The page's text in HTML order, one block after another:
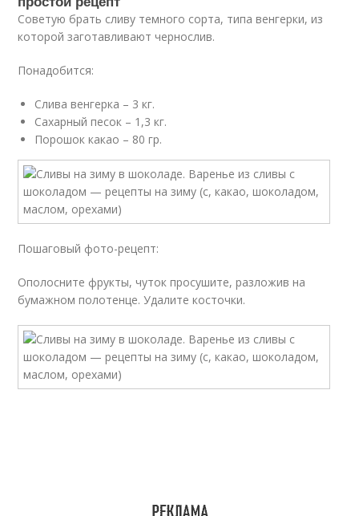
Советую брать сливу темного сорта, типа венгерки, из
которой заготавливают чернослив.
Понадобится:
Слива венгерка – 3 кг.
Сахарный песок – 1,3 кг.
Порошок какао – 80 гр.
Пошаговый фото-рецепт:
Ополосните фрукты, чуток просушите, разложив на
бумажном полотенце. Удалите косточки.